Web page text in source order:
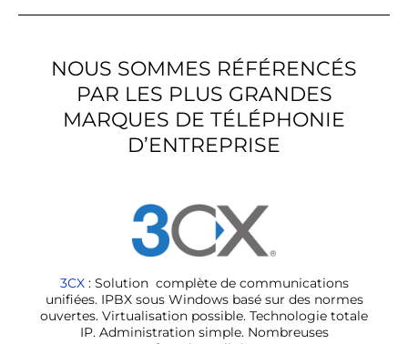
NOUS SOMMES RÉFÉRENCÉS
PAR LES PLUS GRANDES
MARQUES DE TÉLÉPHONIE
D’ENTREPRISE
3CX: Solution complète de communications
unifiées. IPBX sous Windows basé sur des normes
ouvertes. Virtualisation possible. Technologie totale
IP. Administration simple. Nombreuses